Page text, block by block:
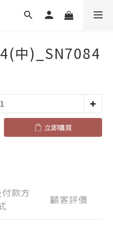
中)_SN7084
立即購買
款方
顧客評價